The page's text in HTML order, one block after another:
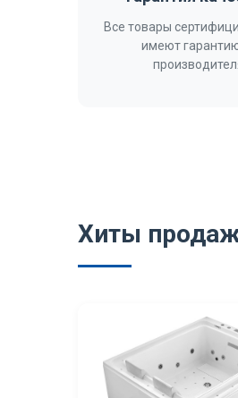
Все товары
имеют
Хиты